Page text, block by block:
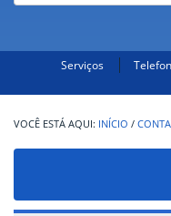
Serviços
INÍCIO /